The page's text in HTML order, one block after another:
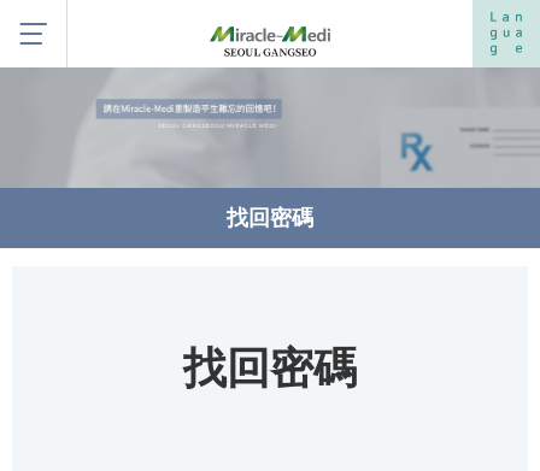
找回密碼
找回密碼